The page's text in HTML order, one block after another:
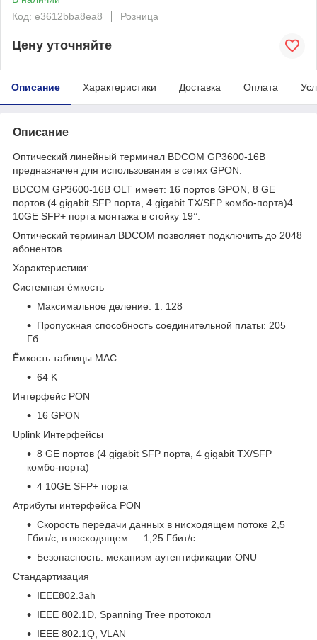
Код: e3612bba8ea8
Розница
Цену уточняйте
Описание Характеристики Доставка Оплата
Описание
Оптический линейный терминал BDCOM GP3600-16B
предназначен для использования в сетях GPON.
BDCOM GP3600-16B OLT имеет: 16 портов GPON, 8 GE
портов (4 gigabit SFP порта, 4 gigabit TX/SFP комбо-порта)4
10GE SFP+ порта монтажа в стойку 19’’.
Оптический терминал BDCOM позволяет подключить до 2048
абонентов.
Характеристики:
Системная ёмкость
Максимальное деление: 1: 128
Пропускная способность соединительной платы: 205
Гб
Ёмкость таблицы MAC
64 K
Интерфейс PON
16 GPON
Uplink Интерфейсы
8 GE портов (4 gigabit SFP порта, 4 gigabit TX/SFP
комбо-порта)
4 10GE SFP+ порта
Атрибуты интерфейса PON
Скорость передачи данных в нисходящем потоке 2,5
Гбит/с, в восходящем — 1,25 Гбит/с
Безопасность: механизм аутентификации ONU
Стандартизация
IEEE802.3ah
IEEE 802.1D, Spanning Tree протокол
IEEE 802.1Q, VLAN